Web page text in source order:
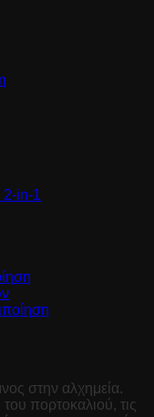
2-in-1
στην αλχημεία.
πορτοκαλιού, τις